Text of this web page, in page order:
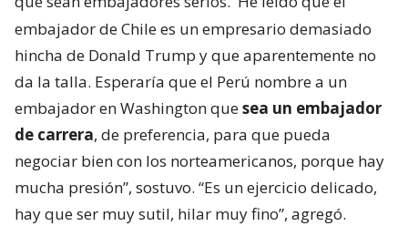
embajador de Chile es un empresario demasiado
hincha de Donald Trump y que aparentemente no
da la talla. Esperaría que el Perú nombre a un
embajador en Washington quesea un embajador
de carrera, de preferencia, para que pueda
negociar bien con los norteamericanos, porque hay
mucha presión”, sostuvo. “Es un ejercicio delicado,
hay que ser muy sutil, hilar muy fino”, agregó.